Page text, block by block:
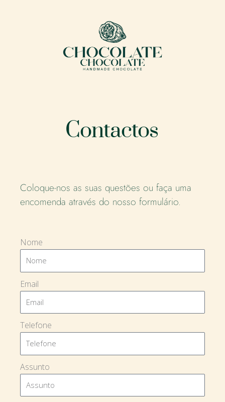
Contactos
Coloque-nos as suas questões ou faça uma
encomenda através do nosso formulário.
Nome
Email
Telefone
Assunto